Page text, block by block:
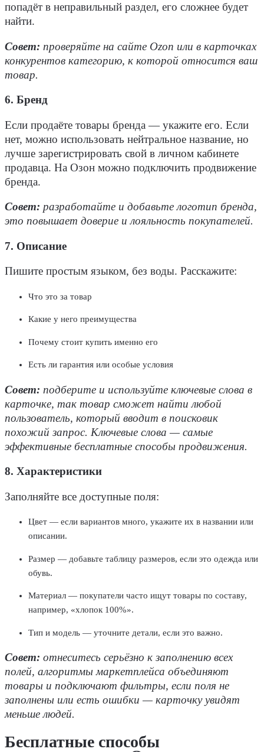
попадёт в неправильный раздел, его сложнее будет
найти.
Совет: проверяйте на сайте Ozon или в карточках
конкурентов категорию, к которой относится ваш
товар.
6. Бренд
Если продаёте товары бренда — укажите его. Если
нет, можно использовать нейтральное название, но
лучше зарегистрировать свой в личном кабинете
продавца. На Озон можно подключить продвижение
бренда.
Совет: разработайте и добавьте логотип бренда,
это повышает доверие и лояльность покупателей.
7. Описание
Пишите простым языком, без воды. Расскажите:
Что это за товар
Какие у него преимущества
Почему стоит купить именно его
Есть ли гарантия или особые условия
Совет: подберите и используйте ключевые слова в
карточке, так товар сможет найти любой
пользователь, который вводит в поисковик
похожий запрос. Ключевые слова — самые
эффективные бесплатные способы продвижения.
8. Характеристики
Заполняйте все доступные поля:
Цвет — если вариантов много, укажите их в названии или
описании.
Размер — добавьте таблицу размеров, если это одежда или
обувь.
Материал — покупатели часто ищут товары по составу,
например, «хлопок 100%».
Тип и модель — уточните детали, если это важно.
Совет: отнеситесь серьёзно к заполнению всех
полей, алгоритмы маркетплейса объединяют
товары и подключают фильтры, если поля не
заполнены или есть ошибки — карточку увидят
меньше людей.
Бесплатные способы